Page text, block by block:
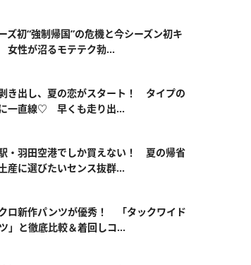
ズ初“強制帰国”の危機と今シーズン初キ
性が沼るモテテク勃...
き出し、夏の恋がスタート！ タイプの
一直線♡ 早くも走り出...
・羽田空港でしか買えない！ 夏の帰省
産に選びたいセンス抜群...
ロ新作パンツが優秀！ 「タックワイド
」と徹底比較＆着回しコ...